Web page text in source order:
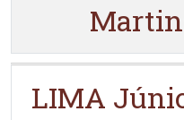
LIMA